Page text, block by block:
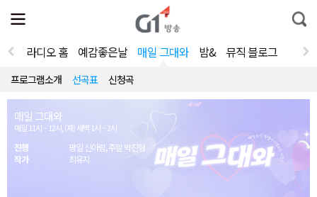
전
체
뉴
열
통
합
라디오 홈 예감좋은날 매일 그대와 밤& 뮤직 블로그
프로그램소개 선곡표 신청곡
매일 그대와
매일 11시 ~ 12시, (재) 새벽 1시 ~ 2시
진행
평일 신아림, 주말 박진형
작가
최유지